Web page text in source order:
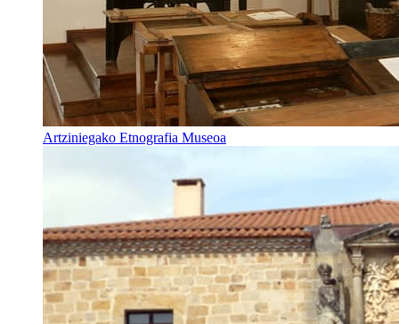
Artziniegako Etnografia Museoa